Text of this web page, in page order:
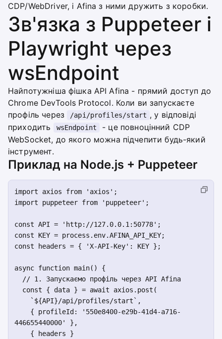
CDP/WebDriver, і Afina з ними дружить з коробки.
Зв'язка з Puppeteer і
Playwright через
wsEndpoint
Найпотужніша фішка API Afina - прямий доступ до
Chrome DevTools Protocol. Коли ви запускаєте
профіль через
/api/profiles/start , у відповіді
приходить
wsEndpoint
- це повноцінний CDP
WebSocket, до якого можна підчепити будь-який
інструмент.
Приклад на Node.js + Puppeteer
import axios from 'axios';
import puppeteer from 'puppeteer';
const API = 'http://127.0.0.1:50778';
const KEY = process.env.AFINA_API_KEY;
const headers = { 'X-API-Key': KEY };
async function main() {
446655440000' },